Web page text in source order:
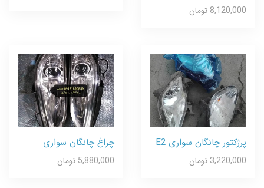
8,120,000 تومان
پرژکتور چانگان سواری E2
3,220,000 تومان
چراغ چانگان سواری
5,880,000 تومان